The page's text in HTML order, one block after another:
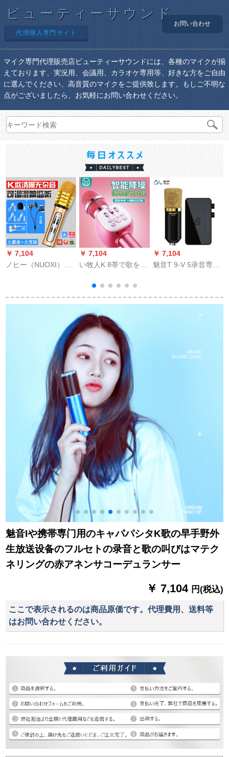
ビューティーサウンド
代理購入専門サイト
お問い合わせ
マイク専門代理販売店ビューティーサウンドには、各種のマイクが揃
えております、実況用、会議用、カラオケ専用等、好きな方をご自由
に選んでください、高音質のマイクをご提供致します。もしご不明な
点がございましたら、お気軽にお問い合わせください。
￥ 7,104
ノヒー（NUOXI）携
キャクター・パッシ
デオアウトレット
￥ 7,104
い牧人K 8帯で歌を歌
ァイトゥカーライク
家庭ktv王女粉+8 Gメ
モカド
￥ 7,104
魅音T 9-V 5录音専门
パッド设备震音速K歌
魅音Iや携帯専门用のキャパパシタK歌の早手野外
生放送设备のフルセトの录音と歌の叫びはマテク
ネリングの赤アネンサコーデュランサー
￥ 7,104 円(税込)
ここで表示されるのは商品原価です。代理費用、送料等
はお問い合わせください。